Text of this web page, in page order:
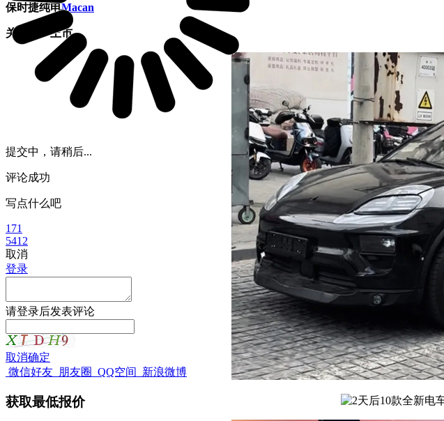
保时捷纯电Macan
关键词：上市
提交中，请稍后...
评论成功
写点什么吧
171
5412
取消
登录
请登录后发表评论
取消确定
微信好友 朋友圈 QQ空间 新浪微博
获取最低报价